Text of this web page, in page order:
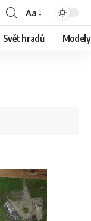
Aa
Svět hradů